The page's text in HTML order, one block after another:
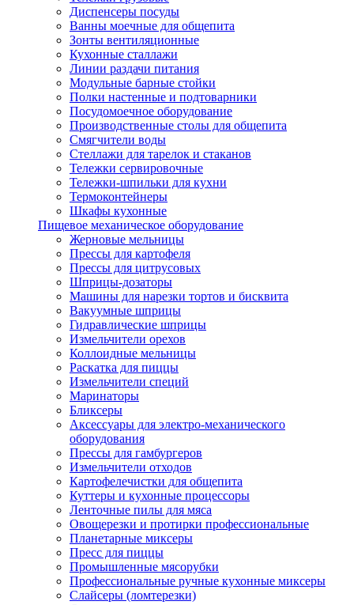
Диспенсеры посуды
Ванны моечные для общепита
Зонты вентиляционные
Кухонные сталлажи
Линии раздачи питания
Модульные барные стойки
Полки настенные и подтоварники
Посудомоечное оборудование
Производственные столы для общепита
Смягчители воды
Стеллажи для тарелок и стаканов
Тележки сервировочные
Тележки-шпильки для кухни
Термоконтейнеры
Шкафы кухонные
Пищевое механическое оборудование
Жерновые мельницы
Прессы для картофеля
Прессы для цитрусовых
Шприцы-дозаторы
Машины для нарезки тортов и бисквита
Вакуумные шприцы
Гидравлические шприцы
Измельчители орехов
Коллоидные мельницы
Раскатка для пиццы
Измельчители специй
Маринаторы
Бликсеры
Аксессуары для электро-механического
оборудования
Прессы для гамбургеров
Измельчители отходов
Картофелечистки для общепита
Куттеры и кухонные процессоры
Ленточные пилы для мяса
Овощерезки и протирки профессиональные
Планетарные миксеры
Пресс для пиццы
Промышленные мясорубки
Профессиональные ручные кухонные миксеры
Слайсеры (ломтерезки)